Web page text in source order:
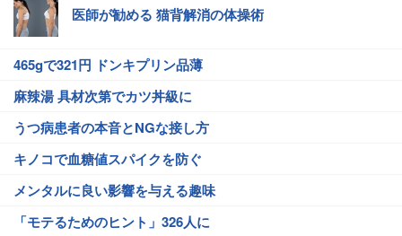
医師が勧める 猫背解消の体操術
465gで321円 ドンキプリン品薄
麻辣湯 具材次第でカツ丼級に
うつ病患者の本音とNGな接し方
キノコで血糖値スパイクを防ぐ
メンタルに良い影響を与える趣味
「モテるためのヒント」326人に